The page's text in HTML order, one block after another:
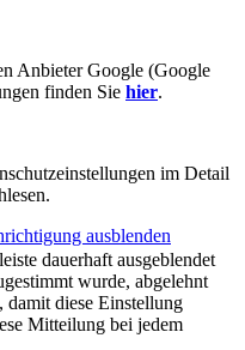
Anbieter Google (Google
finden Sie hier.
im Detail
ausblenden
dauerhaft ausgeblendet
wurde, abgelehnt
diese Einstellung
Mitteilung bei jedem